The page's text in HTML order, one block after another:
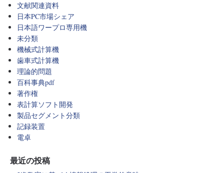
文献関連資料
日本PC市場シェア
日本語ワープロ専用機
未分類
機械式計算機
歯車式計算機
理論的問題
百科事典pdf
著作権
表計算ソフト開発
製品セグメント分類
記録装置
電卓
最近の投稿